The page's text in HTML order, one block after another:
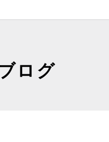
ログ